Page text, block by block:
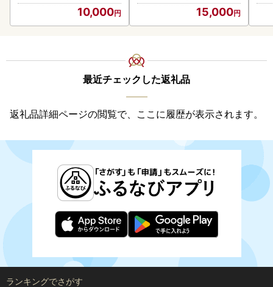
10,000 15,000
最近チェックした返礼品
返礼品詳細ページの閲覧で、ここに履歴が表示されます。
ランキングでさがす